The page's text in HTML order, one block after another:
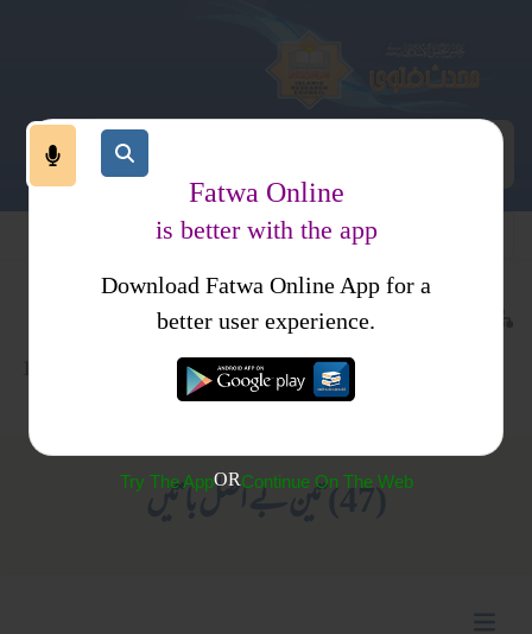
علاج ومعالجہ
دم و جھاڑ پھونک
(47) تین بے اصل باتیں
Fatwa Online
is better with the app
Download Fatwa Online App for a
better user experience.
Try The AppORContinue On The Web